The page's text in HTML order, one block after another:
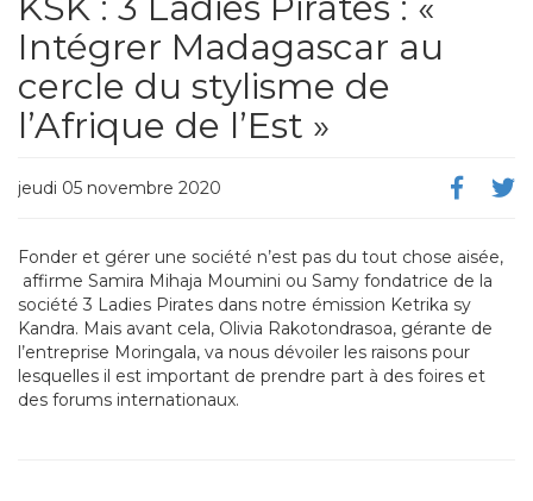
Intégrer Madagascar au
cercle du stylisme de
l’Afrique de l’Est »
jeudi 05 novembre 2020
Fonder et gérer une société n’est pas du tout chose aisée,
affirme Samira Mihaja Moumini ou Samy fondatrice de la
société 3 Ladies Pirates dans notre émission Ketrika sy
Kandra. Mais avant cela, Olivia Rakotondrasoa, gérante de
l’entreprise Moringala, va nous dévoiler les raisons pour
lesquelles il est important de prendre part à des foires et
des forums internationaux.